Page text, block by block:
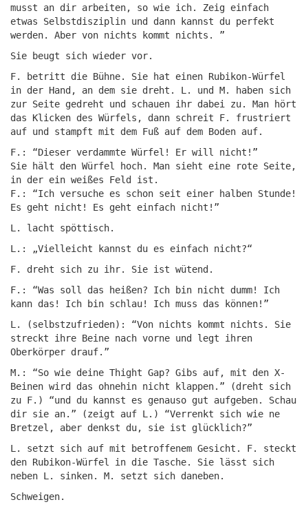
musst an dir arbeiten, so wie ich. Zeig einfach
etwas Selbstdisziplin und dann kannst du perfekt
werden. Aber von nichts kommt nichts. ”
Sie beugt sich wieder vor.
F. betritt die Bühne. Sie hat einen Rubikon-Würfel
in der Hand, an dem sie dreht. L. und M. haben sich
zur Seite gedreht und schauen ihr dabei zu. Man hört
das Klicken des Würfels, dann schreit F. frustriert
auf und stampft mit dem Fuß auf dem Boden auf.
F.: “Dieser verdammte Würfel! Er will nicht!”
Sie hält den Würfel hoch. Man sieht eine rote Seite,
in der ein weißes Feld ist.
F.: “Ich versuche es schon seit einer halben Stunde!
Es geht nicht! Es geht einfach nicht!”
L. lacht spöttisch.
L.: „Vielleicht kannst du es einfach nicht?“
F. dreht sich zu ihr. Sie ist wütend.
F.: “Was soll das heißen? Ich bin nicht dumm! Ich
kann das! Ich bin schlau! Ich muss das können!”
L. (selbstzufrieden): “Von nichts kommt nichts. Sie
streckt ihre Beine nach vorne und legt ihren
Oberkörper drauf.”
M.: “So wie deine Thight Gap? Gibs auf, mit den X-
Beinen wird das ohnehin nicht klappen.” (dreht sich
zu F.) “und du kannst es genauso gut aufgeben. Schau
dir sie an.” (zeigt auf L.) “Verrenkt sich wie ne
Bretzel, aber denkst du, sie ist glücklich?”
L. setzt sich auf mit betroffenem Gesicht. F. steckt
den Rubikon-Würfel in die Tasche. Sie lässt sich
neben L. sinken. M. setzt sich daneben.
Schweigen.